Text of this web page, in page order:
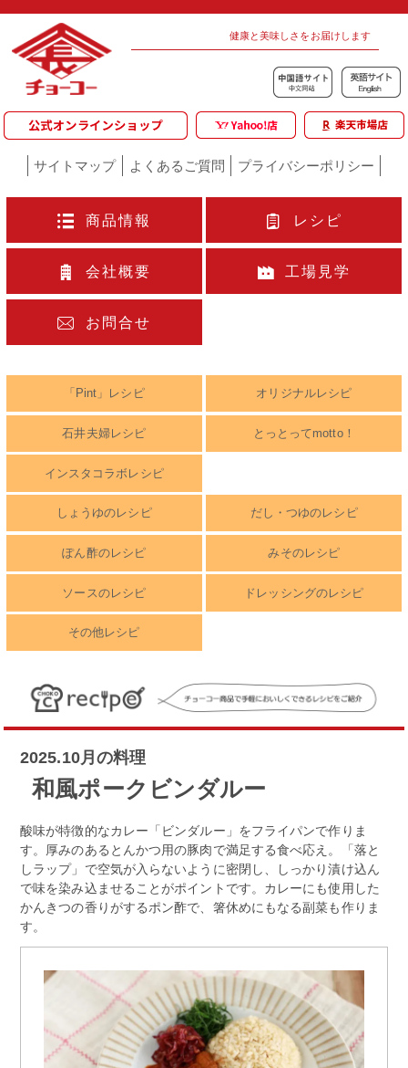
健康と美味しさをお届けします
サイトマップ よくあるご質問 プライバシーポリシー
商品情報 レシピ
会社概要 工場見学
お問合せ
「Pint」レシピ オリジナルレシピ
石井夫婦レシピ とっとってmotto！
インスタコラボレシピ
しょうゆのレシピ だし・つゆのレシピ
ぽん酢のレシピ みそのレシピ
ソースのレシピ ドレッシングのレシピ
その他レシピ
2025.10月の料理
和風ポークビンダルー
酸味が特徴的なカレー「ビンダルー」をフライパンで作りま
す。厚みのあるとんかつ用の豚肉で満足する食べ応え。「落と
しラップ」で空気が入らないように密閉し、しっかり漬け込ん
で味を染み込ませることがポイントです。カレーにも使用した
かんきつの香りがするポン酢で、箸休めにもなる副菜も作りま
す。